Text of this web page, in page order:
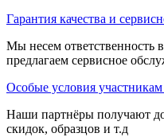
Гарантия качества и
Мы несем ответственность
предлагаем сервисное
Особые условия
Наши партнёры получают
скидок, образцов и т.д